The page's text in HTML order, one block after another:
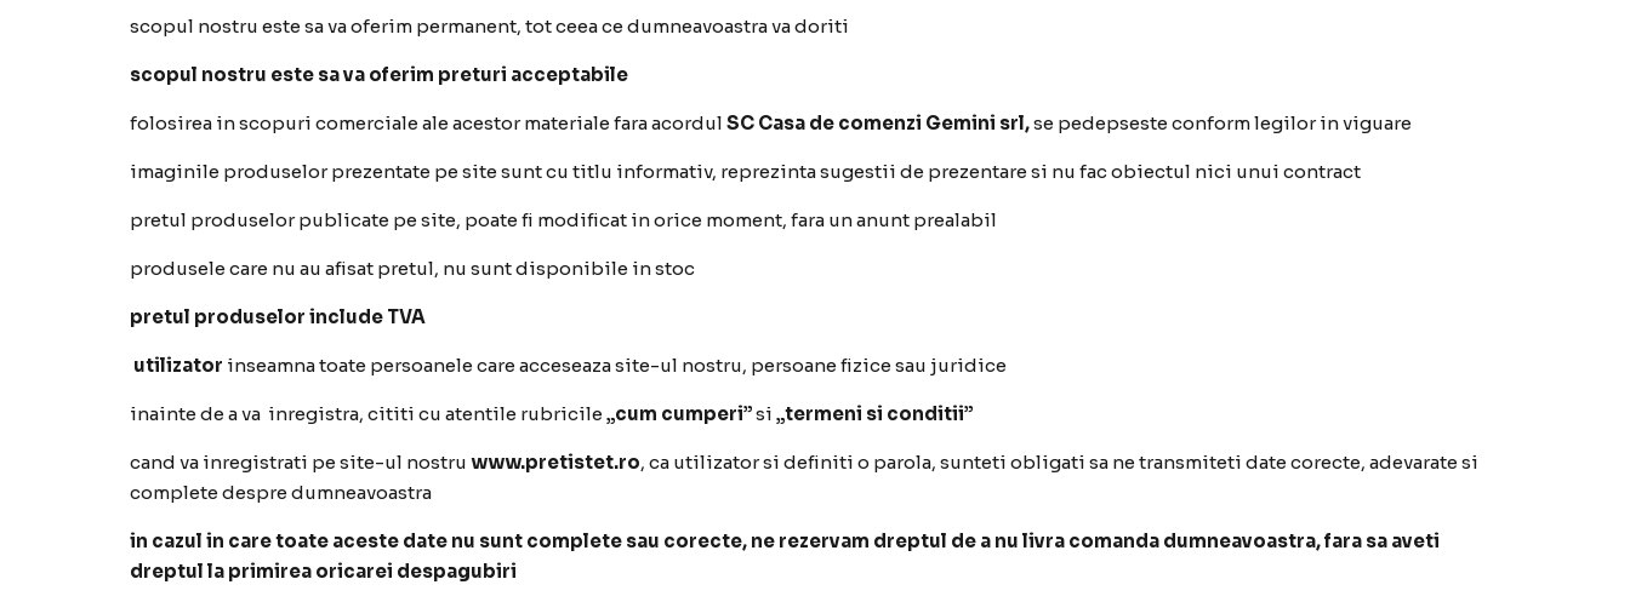
scopul nostru este sa va oferim permanent, tot ceea ce dumneavoastra va doriti
scopul nostru este sa va oferim preturi acceptabile
folosirea in scopuri comerciale ale acestor materiale fara acordul SC Casa de comenzi Gemini srl,se pedepseste conform legilor in viguare
imaginile produselor prezentate pe site sunt cu titlu informativ, reprezinta sugestii de prezentare si nu fac obiectul nici unui contract
pretul produselor publicate pe site, poate fi modificat in orice moment, fara un anunt prealabil
produsele care nu au afisat pretul, nu sunt disponibile in stoc
pretul produselor include TVA
utilizator inseamna toate persoanele care acceseaza site-ul nostru, persoane fizice sau juridice
inainte de a va inregistra, cititi cu atentile rubricile„cum cumperi”si „termeni si conditii”
cand va inregistrati pe site-ul nostru www.pretistet.ro, ca utilizator si definiti o parola, sunteti obligati sa ne transmiteti date corecte, adevarate si
complete despre dumneavoastra
in cazul in care toate aceste date nu sunt complete sau corecte, ne rezervam dreptul de a nu livra comanda dumneavoastra, fara sa aveti
dreptul la primirea oricarei despagubiri